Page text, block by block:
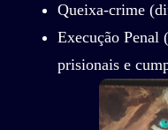
Queixa-crime
Execução Penal
prisionais e